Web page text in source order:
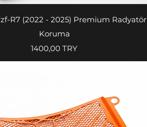
Vista rapida
R7 (2022 - 2025) Premium Radyatör
Koruma
Prezzo
1400,00 TRY